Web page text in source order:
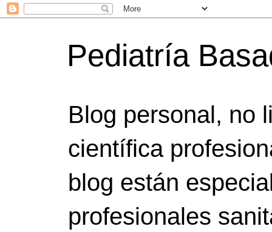
Pediatría
Blog personal, no
científica
blog están
profesionales